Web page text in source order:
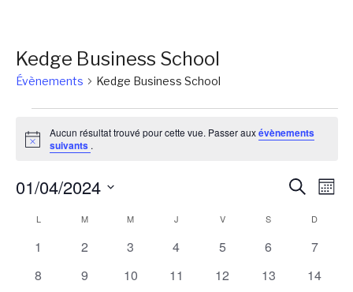
Kedge Business School
Évènements Kedge Business School
Notice
Aucun résultat trouvé pour cette vue. Passer auxévènements
suivants .
de
Mois
01/04/2024
date.
Calendrier
de
Évènements
LLUNDI MMARDI M MERCREDI
J VVENDREDIS D
0
1
0
2
0
3
0
4
0
5
0
6
0
7
0
8
0
9
0
10
0
11
0
12
0
13
0
14